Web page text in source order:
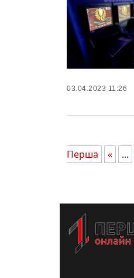
03.04.2023 11:26
Перша
« ...